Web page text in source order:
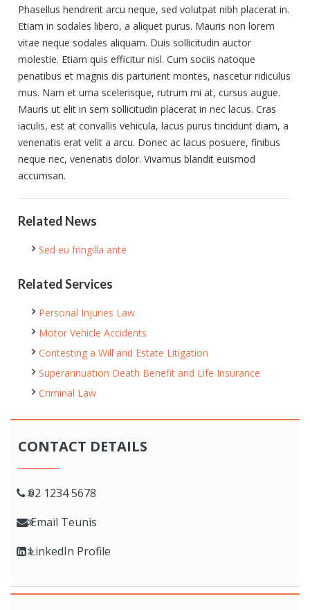
Phasellus hendrerit arcu neque, sed volutpat nibh placerat in.
Etiam in sodales libero, a aliquet purus. Mauris non lorem
vitae neque sodales aliquam. Duis sollicitudin auctor
molestie. Etiam quis efficitur nisl. Cum sociis natoque
penatibus et magnis dis parturient montes, nascetur ridiculus
mus. Nam et urna scelerisque, rutrum mi at, cursus augue.
Mauris ut elit in sem sollicitudin placerat in nec lacus. Cras
iaculis, est at convallis vehicula, lacus purus tincidunt diam, a
venenatis erat velit a arcu. Donec ac lacus posuere, finibus
neque nec, venenatis dolor. Vivamus blandit euismod
accumsan.
Related News
Sed eu fringilla ante
Related Services
Personal Injuries Law
Motor Vehicle Accidents
Contesting a Will and Estate Litigation
Superannuation Death Benefit and Life Insurance
Criminal Law
CONTACT DETAILS
02 1234 5678
Email Teunis
LinkedIn Profile